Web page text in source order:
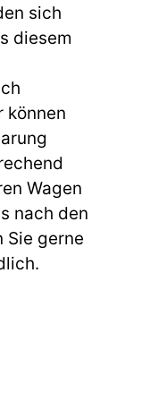
sich
diesem
können
Wagen
nach den
Sie gerne